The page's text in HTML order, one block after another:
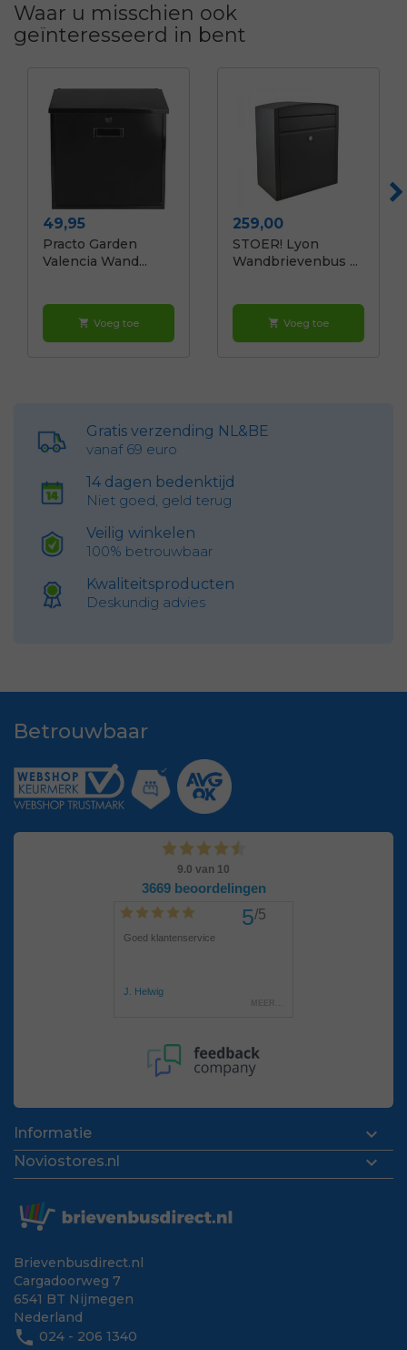
Waar u misschien ook
geïnteresseerd in bent
Prijs
49,95
Practo Garden
Valencia Wand...
shopping_cart Voeg toe
Prijs
259,00
STOER! Lyon
Wandbrievenbus ...
shopping_cart Voeg toe
Gratis verzending NL&BE
vanaf 69 euro
14 dagen bedenktijd
Niet goed, geld terug
Veilig winkelen
100% betrouwbaar
Kwaliteitsproducten
Deskundig advies
Betrouwbaar
Informatie 
Noviostores.nl 
Brievenbusdirect.nl
Cargadoorweg 7
6541 BT Nijmegen
Nederland
phone 024 - 206 1340